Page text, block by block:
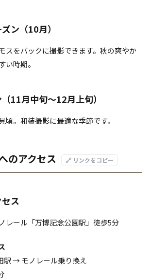
ン（10月）
スをバックに撮影できます。秋の爽やか
い時期。
11月中旬〜12月上旬）
頃。和装撮影に最適な季節です。
のアクセス 🔗 リンクをコピー
ス
レール「万博記念公園駅」徒歩5分
駅 → モノレール乗り換え